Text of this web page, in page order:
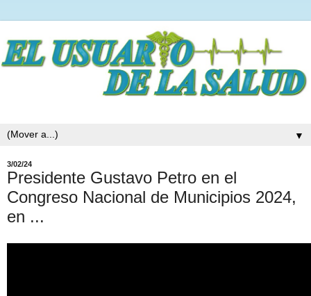
▼
3/02/24
Presidente Gustavo Petro en el
Congreso Nacional de Municipios 2024,
en ...